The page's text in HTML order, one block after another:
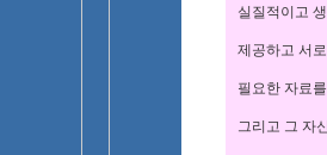
실질적이고
제공하고 서
필요한 자료
그리고 그 자